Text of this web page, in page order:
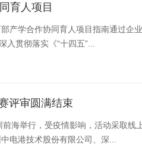
育人项目
产学合作协同育人项目指南通过
贯彻落实《“十四五”...
评审圆满结束
海举行，受疫情影响，活动采取
电港技术股份有限公司、深...